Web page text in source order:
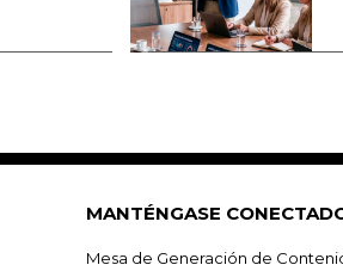
MANTÉNGASE
Mesa de Generación de